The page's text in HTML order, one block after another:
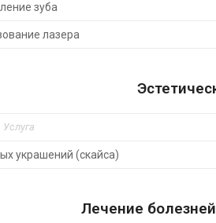
зуба
лазера
Услуга
украшений (скайса)
Лечение